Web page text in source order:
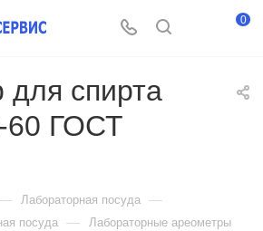
0
спирта
ГОСТ
Лабораторная посуда —
посуда — Лабораторные ареометры